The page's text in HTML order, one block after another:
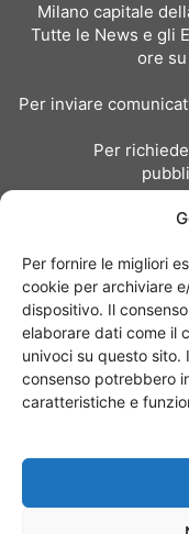
Per fornire le migliori
cookie per archiviare
dispositivo. Il
elaborare dati come il
univoci su questo sito.
consenso potrebbero
caratteristiche e
Milano capitale
Tutte le News e gli
ore
Per inviare
Per
Chi siamo I Nostri
© Copyright